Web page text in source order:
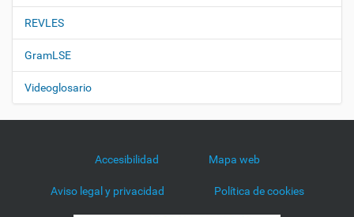
REVLES
GramLSE
Videoglosario
Accesibilidad Mapa web
Aviso legal y privacidad Política de cookies